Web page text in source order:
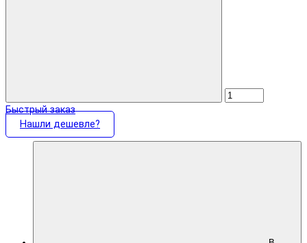
Быстрый заказ
Нашли дешевле?